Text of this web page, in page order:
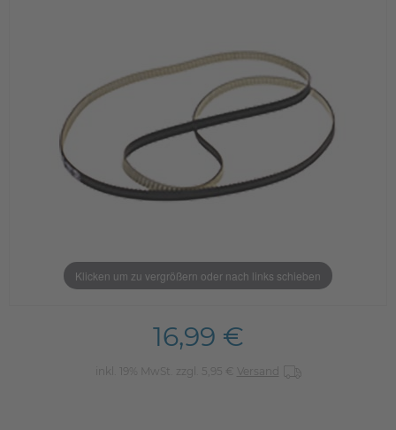
Klicken um zu vergrößern oder nach links schieben
16,99 €
inkl. 19% MwSt. zzgl. 5,95 € Versand